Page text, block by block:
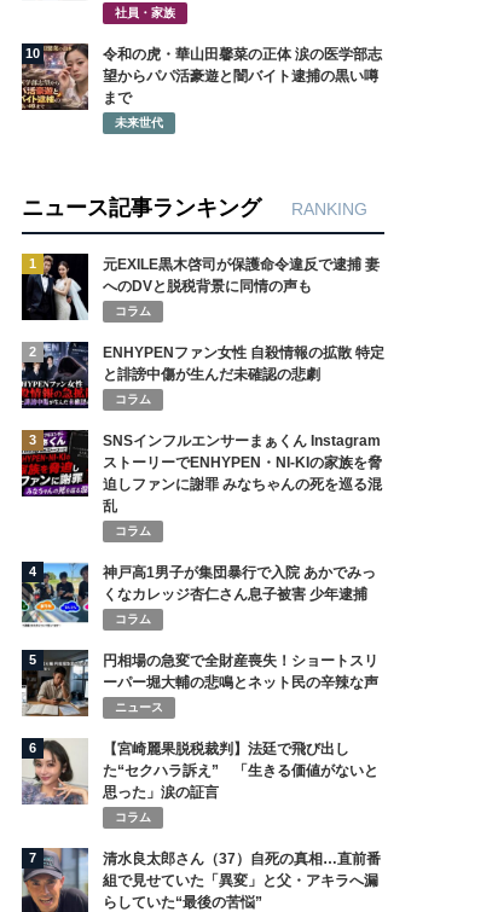
社員・家族
10
令和の虎・華山田馨菜の正体 涙の医学部志
望からパパ活豪遊と闇バイト逮捕の黒い噂
まで
未来世代
ニュース記事ランキング RANKING
1
元EXILE黒木啓司が保護命令違反で逮捕 妻
へのDVと脱税背景に同情の声も
コラム
2
ENHYPENファン女性 自殺情報の拡散 特定
と誹謗中傷が生んだ未確認の悲劇
コラム
3
SNSインフルエンサーまぁくん Instagram
ストーリーでENHYPEN・NI-KIの家族を脅
迫しファンに謝罪 みなちゃんの死を巡る混
乱
コラム
4
神戸高1男子が集団暴行で入院 あかでみっ
くなカレッジ杏仁さん息子被害 少年逮捕
コラム
5
円相場の急変で全財産喪失！ショートスリ
ーパー堀大輔の悲鳴とネット民の辛辣な声
ニュース
6
【宮崎麗果脱税裁判】法廷で飛び出し
た“セクハラ訴え” 「生きる価値がないと
思った」涙の証言
コラム
7
清水良太郎さん（37）自死の真相…直前番
組で見せていた「異変」と父・アキラへ漏
らしていた“最後の苦悩”